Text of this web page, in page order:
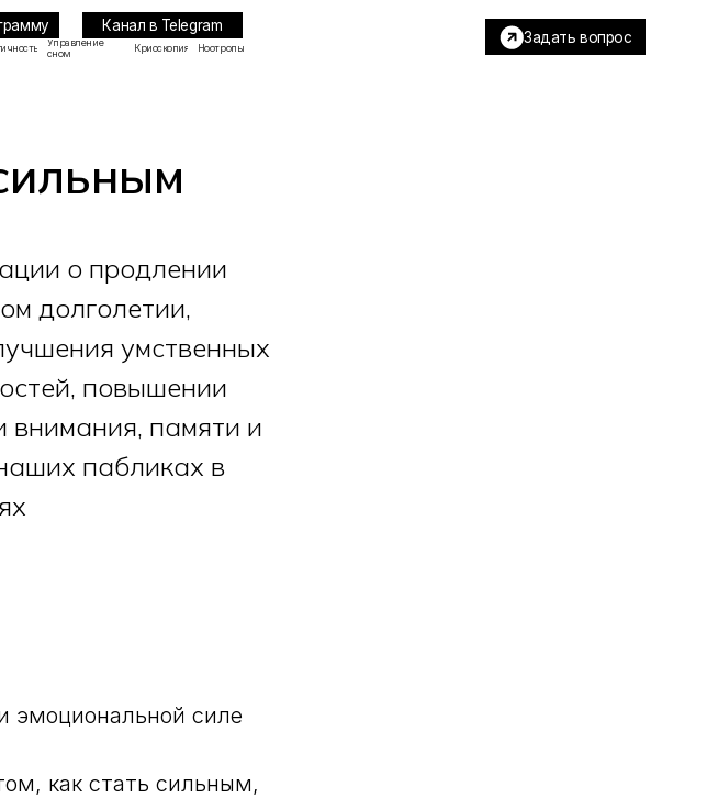
Криоскопия Ноотропы
Канал в Telegram
о продлении
долголетии,
умственных
повышении
внимания, памяти и
пабликах в
эмоциональной силе
как стать сильным,